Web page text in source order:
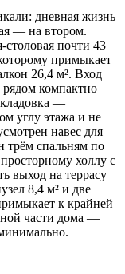
дневная жизнь
— на втором.
столовая почти 43
примыкает
26,4 м². Вход
компактно
кладовка —
углу этажа и не
навес для
трём спальням по
холлу с
выход на террасу
8,4 м² и две
к крайней
части дома —